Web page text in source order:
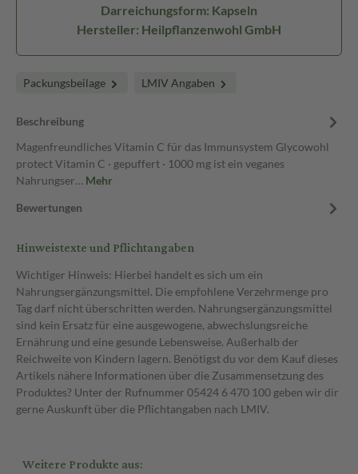
Darreichungsform: Kapseln
Hersteller: Heilpflanzenwohl GmbH
Packungsbeilage LMIV Angaben
Beschreibung
Magenfreundliches Vitamin C für das Immunsystem Glycowohl
protect Vitamin C · gepuffert · 1000 mg ist ein veganes
Nahrungser… Mehr
Bewertungen
Hinweistexte und Pflichtangaben
Wichtiger Hinweis: Hierbei handelt es sich um ein
Nahrungsergänzungsmittel. Die empfohlene Verzehrmenge pro
Tag darf nicht überschritten werden. Nahrungsergänzungsmittel
sind kein Ersatz für eine ausgewogene, abwechslungsreiche
Ernährung und eine gesunde Lebensweise. Außerhalb der
Reichweite von Kindern lagern. Benötigst du vor dem Kauf dieses
Artikels nähere Informationen über die Zusammensetzung des
Produktes? Unter der Rufnummer 05424 6 470 100 geben wir dir
gerne Auskunft über die Pflichtangaben nach LMIV.
Weitere Produkte aus: